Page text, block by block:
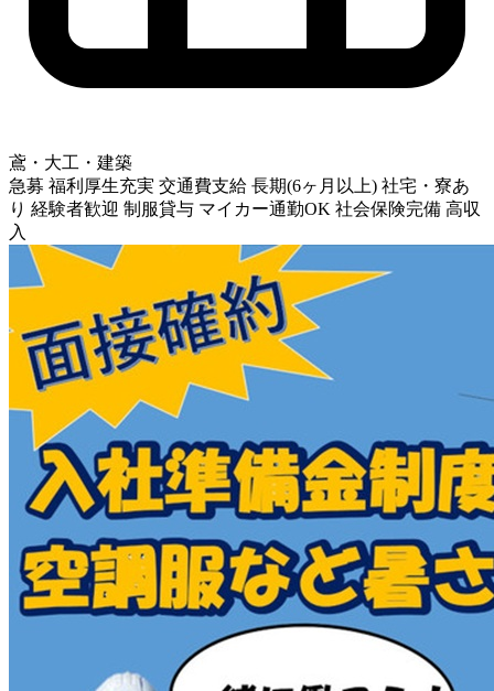
鳶・大工・建築
急募 福利厚生充実 交通費支給 長期(6ヶ月以上) 社宅・寮あ
り 経験者歓迎 制服貸与 マイカー通勤OK 社会保険完備 高収
入